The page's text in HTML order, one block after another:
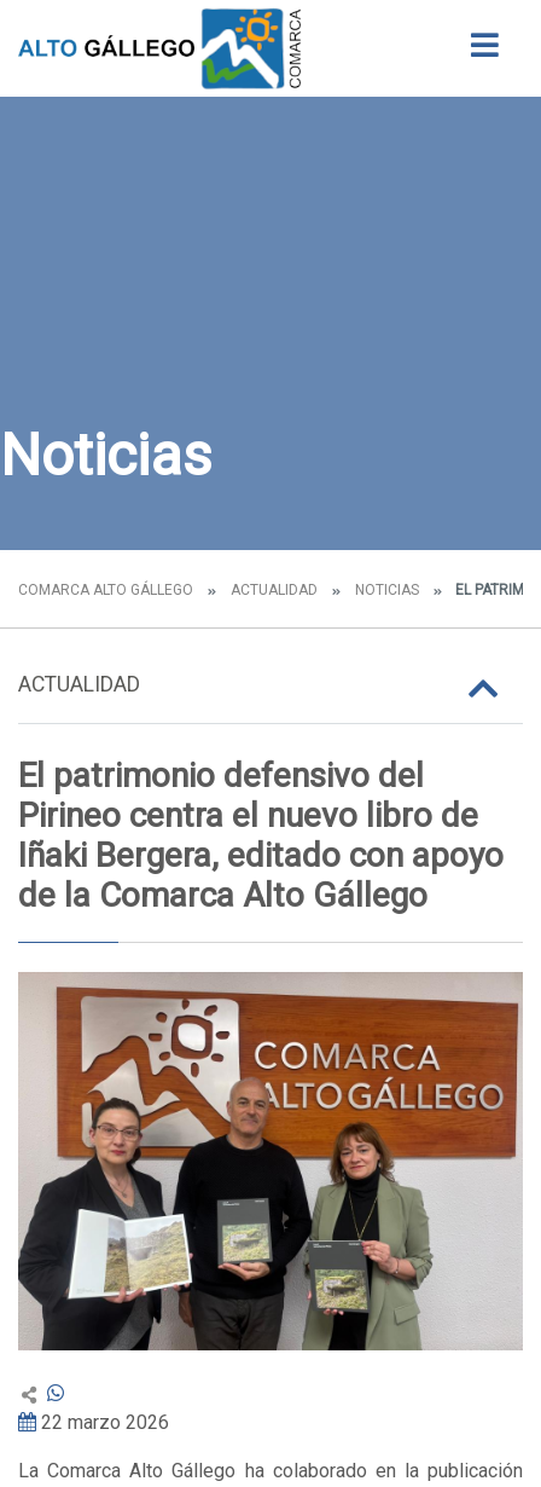
Noticias
COMARCA ALTO GÁLLEGO ACTUALIDAD NOTICIAS EL
ACTUALIDAD
El patrimonio defensivo del
Pirineo centra el nuevo libro de
Iñaki Bergera, editado con apoyo
de la Comarca Alto Gállego
22 marzo 2026
La Comarca Alto Gállego ha colaborado en la publicación